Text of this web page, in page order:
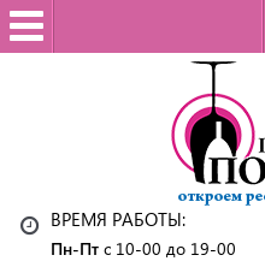
ВРЕМЯ РАБОТЫ:
Пн-Пт с 10-00 до 19-00